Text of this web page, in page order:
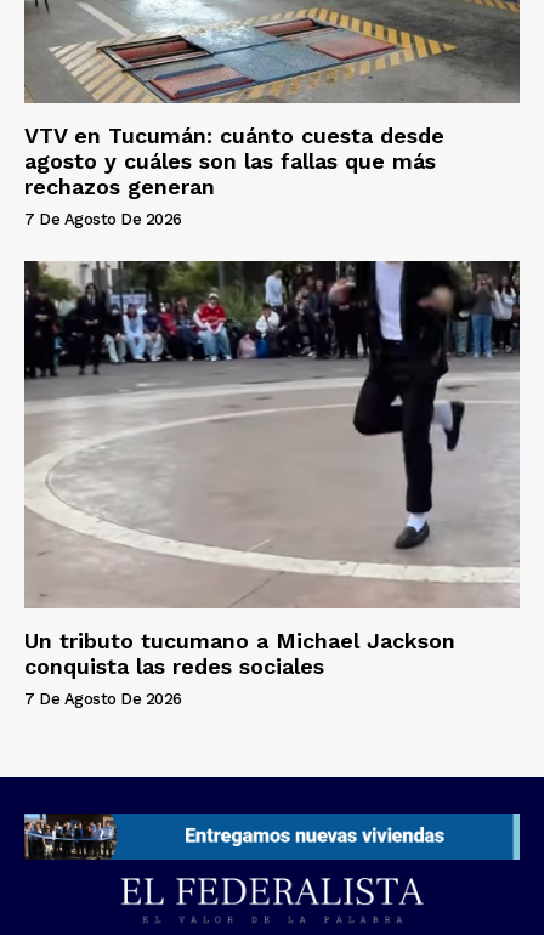
VTV en Tucumán: cuánto cuesta desde
agosto y cuáles son las fallas que más
rechazos generan
7 De Agosto De 2026
Un tributo tucumano a Michael Jackson
conquista las redes sociales
7 De Agosto De 2026